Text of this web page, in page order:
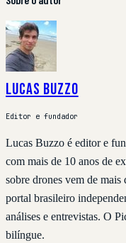
Lucas Buzzo
Editor e fundador
Lucas Buzzo é editor e
com mais de 10 anos de
sobre drones vem de
portal brasileiro
análises e entrevistas. O
bilíngue.